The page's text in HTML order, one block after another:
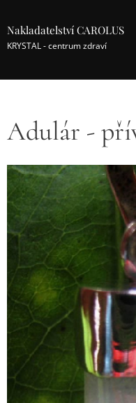
Nakladatelství CAROLUS
KRYSTAL - centrum zdraví
Adulár -